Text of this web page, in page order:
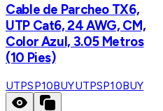
Cable de Parcheo TX6,
UTP Cat6, 24 AWG, CM,
Color Azul, 3.05 Metros
(10 Pies)
UTPSP10BUYUTPSP10BUY